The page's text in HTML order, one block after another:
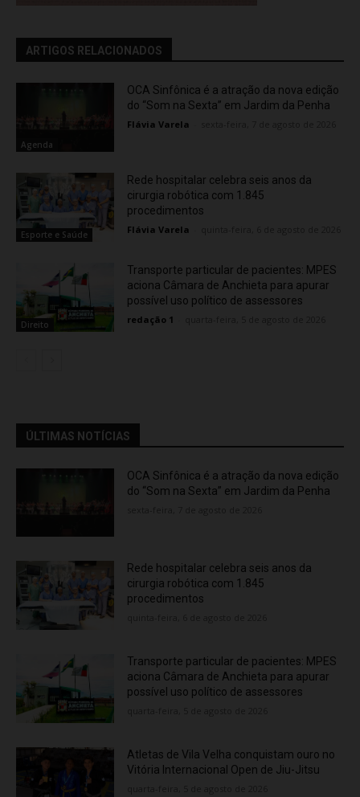
ARTIGOS RELACIONADOS
Agenda
OCA Sinfônica é a atração da nova edição
do “Som na Sexta” em Jardim da Penha
Flávia Varela
Esporte e Saúde
Rede hospitalar celebra seis anos da
cirurgia robótica com 1.845
procedimentos
Flávia Varela
Direito
Transporte particular de pacientes: MPES
aciona Câmara de Anchieta para apurar
possível uso político de assessores
redação 1
ÚLTIMAS NOTÍCIAS
OCA Sinfônica é a atração da nova edição
do “Som na Sexta” em Jardim da Penha
Rede hospitalar celebra seis anos da
cirurgia robótica com 1.845
procedimentos
Transporte particular de pacientes: MPES
aciona Câmara de Anchieta para apurar
possível uso político de assessores
Atletas de Vila Velha conquistam ouro no
Vitória Internacional Open de Jiu-Jitsu